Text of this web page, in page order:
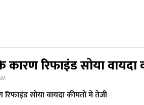
कारण रिफाइंड सोया वायदा
सोया वायदा कीमतों में तेजी